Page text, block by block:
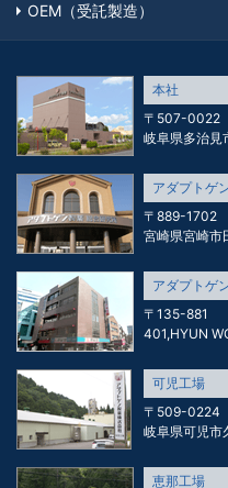
OEM（受託製造）
本社
〒507-0022
岐阜県多治見
アダプトゲ
〒889-1702
宮崎県宮崎
アダプトゲ
〒135-881
401,HYUN
可児工場
〒509-0224
岐阜県可児市
恵那工場